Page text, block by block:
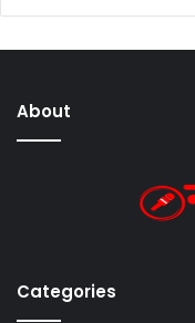
About
Categories